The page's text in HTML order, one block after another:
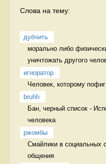
Слова на тему:
дубчить
морально либо
уничтожать другого
игноратор
Человек, которому
bruhh
Бан, черный список -
человека
ржомбы
Смайлики в социальных
общения